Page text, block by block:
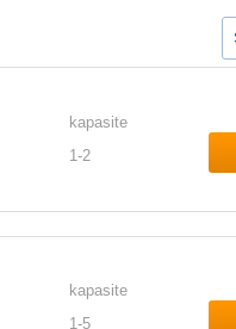
kapasite
1-2
kapasite
1-5